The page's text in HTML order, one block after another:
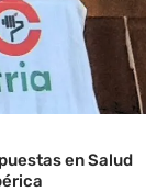
en Salud